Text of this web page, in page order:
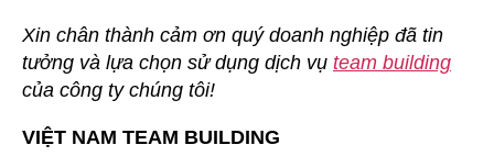
Xin chân thành cảm ơn quý doanh nghiệp đã tin
tưởng và lựa chọn sử dụng dịch vụ team building
của công ty chúng tôi!
VIỆT NAM TEAM BUILDING